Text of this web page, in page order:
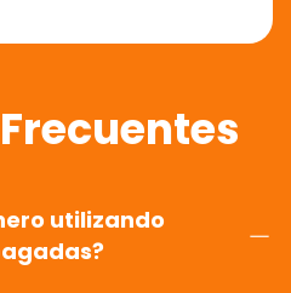
utilizando